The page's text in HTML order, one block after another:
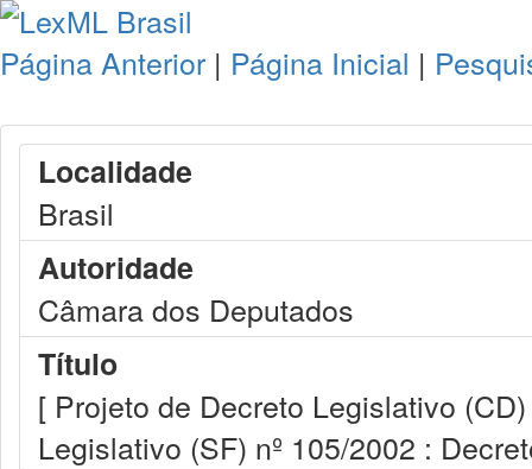
Página Anterior | Página Inicial |
Localidade
Brasil
Autoridade
Câmara dos Deputados
Título
[ Projeto de Decreto Legislativo
Legislativo (SF) nº 105/2002 :